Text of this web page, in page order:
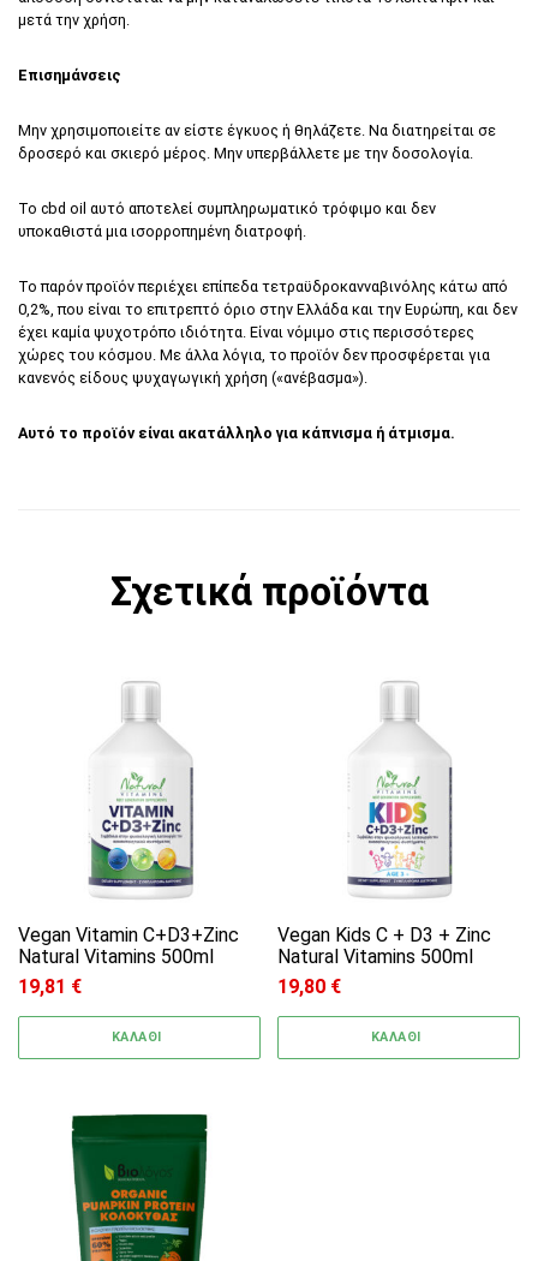
μετά την χρήση.
Επισημάνσεις
Μην χρησιμοποιείτε αν είστε έγκυος ή θηλάζετε. Να διατηρείται σε
δροσερό και σκιερό μέρος. Μην υπερβάλλετε με την δοσολογία.
Το cbd oil αυτό αποτελεί συμπληρωματικό τρόφιμο και δεν
υποκαθιστά μια ισορροπημένη διατροφή.
Το παρόν προϊόν περιέχει επίπεδα τετραϋδροκανναβινόλης κάτω από
0,2%, που είναι το επιτρεπτό όριο στην Ελλάδα και την Ευρώπη, και δεν
έχει καμία ψυχοτρόπο ιδιότητα. Είναι νόμιμο στις περισσότερες
χώρες του κόσμου. Με άλλα λόγια, το προϊόν δεν προσφέρεται για
κανενός είδους ψυχαγωγική χρήση («ανέβασμα»).
Αυτό το προϊόνείναι ακατάλληλο για κάπνισμα ή άτμισμα.
Σχετικά προϊόντα
Vegan Vitamin C+D3+Zinc
Natural Vitamins 500ml
19,81 €
ΚΑΛΑΘΙ
Vegan Kids C + D3 + Zinc
Natural Vitamins 500ml
19,80 €
ΚΑΛΑΘΙ